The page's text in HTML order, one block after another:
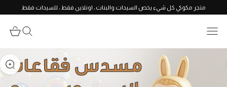
متجر مكوكي كل شيء يخص السيدات والبنات ، اونلاين فقط ، للسيدات فقط